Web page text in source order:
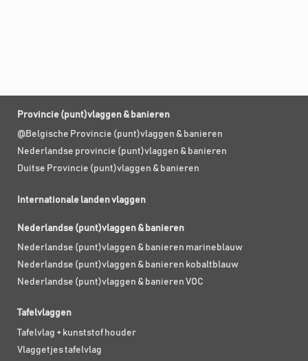
Provincie (punt)vlaggen & banieren
@Belgische Provincie (punt)vlaggen & banieren
Nederlandse provincie (punt)vlaggen & banieren
Duitse Provincie (punt)vlaggen & banieren
Internationale landen vlaggen
Nederlandse (punt)vlaggen & banieren
Nederlandse (punt)vlaggen & banieren marineblauw
Nederlandse (punt)vlaggen & banieren kobaltblauw
Nederlandse (punt)vlaggen & banieren VOC
Tafelvlaggen
Tafelvlag + kunststof houder
Vlaggetjes tafelvlag